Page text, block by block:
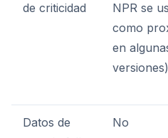
de criticidad
NPR se
como
en
versiones)
Datos de
No